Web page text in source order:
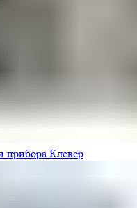
прибора Клевер